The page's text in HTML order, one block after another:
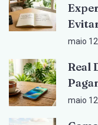
maio
Real
maio